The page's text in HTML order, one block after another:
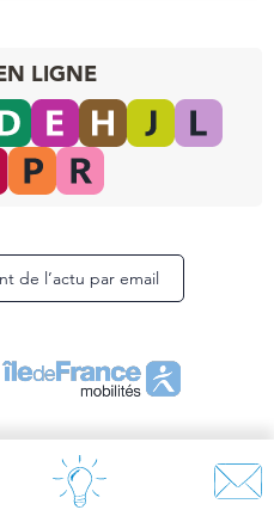
LIGNE
de l’actu par email